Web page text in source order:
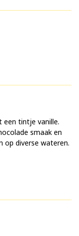
een tintje vanille.
smaak en
op diverse wateren.